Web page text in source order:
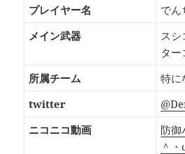
プレイヤー名
でん
メイン武器
ス
ター
所属チーム
特に
twitter
ニコニコ動画
防御
＾